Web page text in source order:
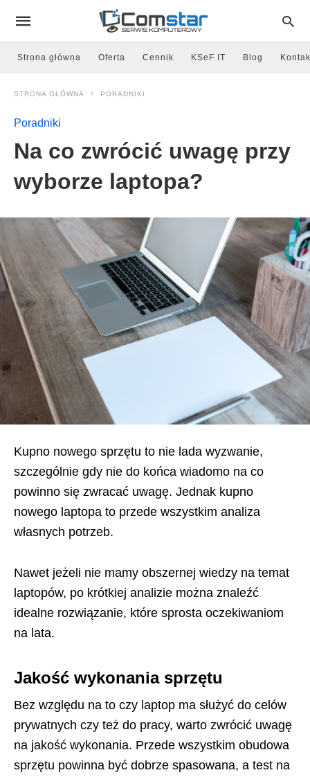
Strona główna Oferta Cennik KSeF IT Blog
STRONA GŁÓWNA PORADNIKI
Poradniki
Na co zwrócić uwagę przy
wyborze laptopa?
Kupno nowego sprzętu to nie lada wyzwanie,
szczególnie gdy nie do końca wiadomo na co
powinno się zwracać uwagę. Jednak kupno
nowego laptopa to przede wszystkim analiza
własnych potrzeb.
Nawet jeżeli nie mamy obszernej wiedzy na temat
laptopów, po krótkiej analizie można znaleźć
idealne rozwiązanie, które sprosta oczekiwaniom
na lata.
Jakość wykonania sprzętu
Bez względu na to czy laptop ma służyć do celów
prywatnych czy też do pracy, warto zwrócić uwagę
na jakość wykonania. Przede wszystkim obudowa
sprzętu powinna być dobrze spasowana, a test na